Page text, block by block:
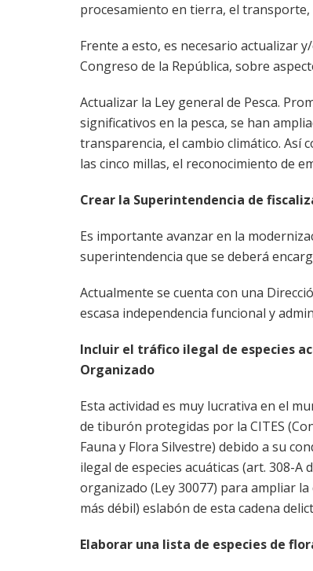
procesamiento en tierra, el
Frente a esto, es necesario actualizar
Congreso de la República, sobre
Actualizar la Ley general de Pesca.
significativos en la pesca, se han
transparencia, el cambio climático. Así
las cinco millas, el reconocimiento de
Crear la Superintendencia de
Es importante avanzar en la
superintendencia que se deberá
Actualmente se cuenta con una
escasa independencia funcional y
Incluir el tráfico ilegal de especies
Organizado
Esta actividad es muy lucrativa en el
de tiburón protegidas por la CITES
Fauna y Flora Silvestre) debido a su
ilegal de especies acuáticas (art. 308-
organizado (Ley 30077) para ampliar
más débil) eslabón de esta cadena
Elaborar una lista de especies de